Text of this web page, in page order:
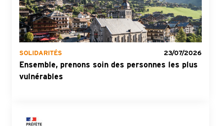
SOLIDARITÉS 23/07/2026
Ensemble, prenons soin des personnes les plus
vulnérables